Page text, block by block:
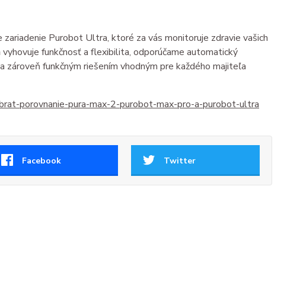
Purobot Ultra, ktoré za vás monitoruje zdravie vašich
funkčnosť a flexibilita, odporúčame automatický
funkčným riešením vhodným pre každého majiteľa
porovnanie-pura-max-2-purobot-max-pro-a-purobot-ultra
Facebook Twitter